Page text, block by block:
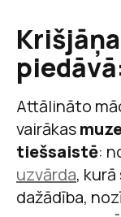
Attālināto
vairākas
tiešsaistē:
uzvārda,
dažādība,